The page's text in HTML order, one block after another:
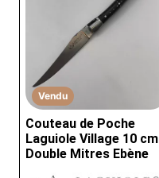
Vendu
Couteau de Poche
Laguiole Village 10 cm
Double Mitres Ebène